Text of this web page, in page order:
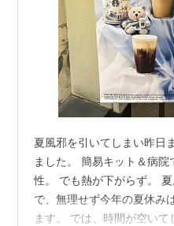
夏風邪を引いてしまい昨日
ました。 簡易キット＆病
性。 でも熱が下がらず。
で、無理せず今年の夏休み
ます。 では、時間が空い